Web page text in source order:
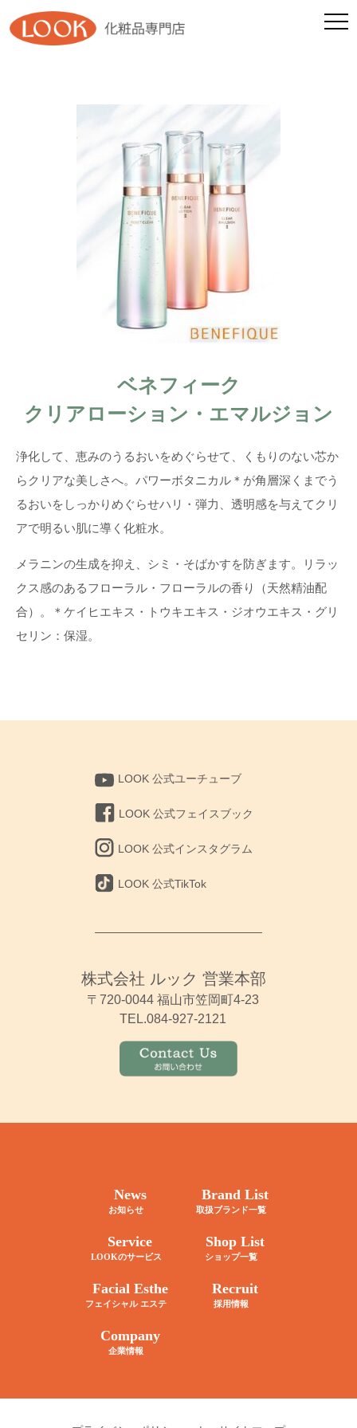
ベネフィーク
クリアローション・エマルジョン
浄化して、恵みのうるおいをめぐらせて、くもりのない芯か
らクリアな美しさへ。パワーボタニカル＊が角層深くまでう
るおいをしっかりめぐらせハリ・弾力、透明感を与えてクリ
アで明るい肌に導く化粧水。
メラニンの生成を抑え、シミ・そばかすを防ぎます。リラッ
クス感のあるフローラル・フローラルの香り（天然精油配
合）。＊ケイヒエキス・トウキエキス・ジオウエキス・グリ
セリン：保湿。
LOOK 公式ユーチューブ
LOOK 公式フェイスブック
LOOK 公式インスタグラム
LOOK 公式TikTok
株式会社 ルック 営業本部
〒720-0044 福山市笠岡町4-23
TEL.084-927-2121
News
お知らせ
Brand List
取扱ブランド一覧
Service
LOOKのサービス
Shop List
ショップ一覧
Facial Esthe
フェイシャル エステ
Recruit
採用情報
Company
企業情報